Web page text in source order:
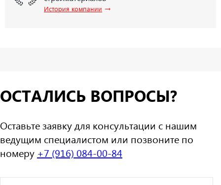
История компании →
ОСТАЛИСЬ ВОПРОСЫ?
Оставьте заявку для консультации с нашим
ведущим специалистом или позвоните по
номеру +7 (916) 084-00-84